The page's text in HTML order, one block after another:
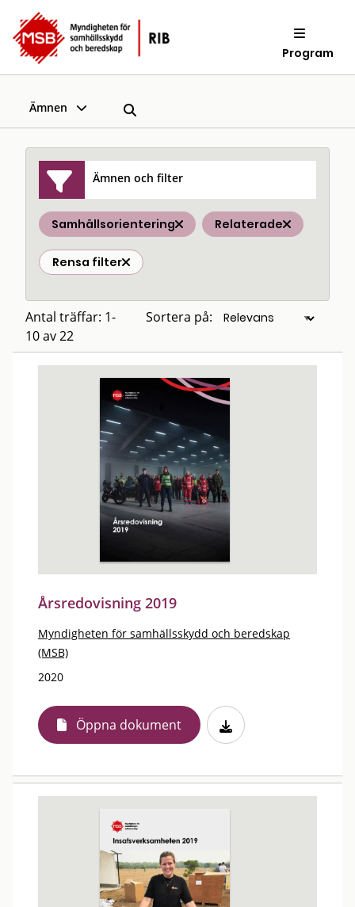
Program
Ämnen
Ämnen och filter
Samhällsorientering Relaterade
Rensa filter
Antal träffar: 1-
10 av 22
Sortera på:
Årsredovisning 2019
Myndigheten för samhällsskydd och beredskap
(MSB)
2020
Öppna dokument